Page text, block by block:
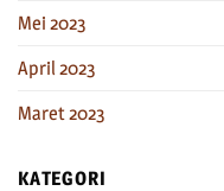
Mei 2023
April 2023
Maret 2023
KATEGORI